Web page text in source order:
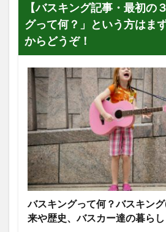
【バスキング記事・最初の
グって何？」という方はま
からどうぞ！
バスキングって何？バスキン
来や歴史、バスカー達の暮らし